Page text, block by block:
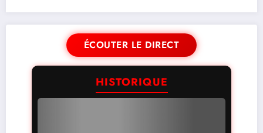
ÉCOUTER LE DIRECT
HISTORIQUE